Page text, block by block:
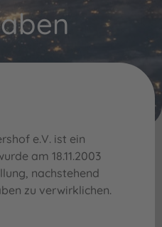
e.V. ist ein
am 18.11.2003
nachstehend
zu verwirklichen.